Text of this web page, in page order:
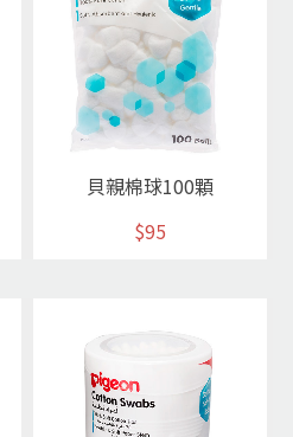
貝親棉球100顆
$95